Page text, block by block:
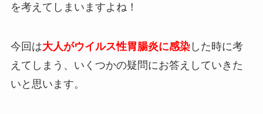
を考えてしまいますよね！
今回は大人がウイルス性胃腸炎に感染した時に考
えてしまう、いくつかの疑問にお答えしていきた
いと思います。